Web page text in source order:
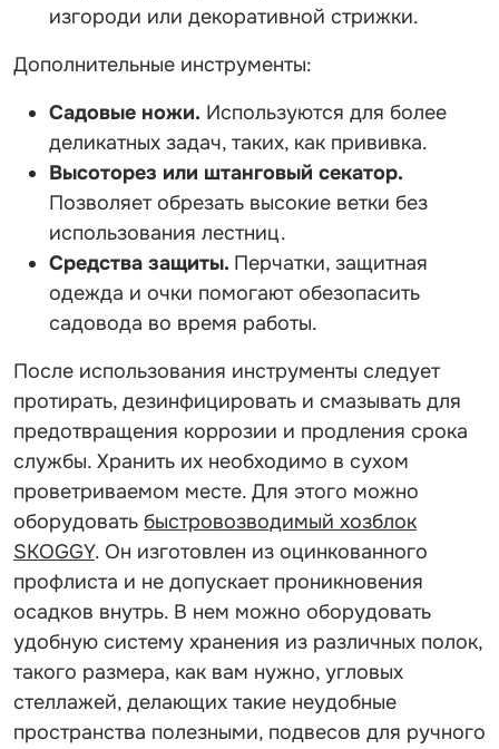
изгороди или декоративной стрижки.
Дополнительные инструменты:
Садовые ножи. Используются для более
деликатных задач, таких, как прививка.
Высоторез или штанговый секатор.
Позволяет обрезать высокие ветки без
использования лестниц.
Средства защиты. Перчатки, защитная
одежда и очки помогают обезопасить
садовода во время работы.
После использования инструменты следует
протирать, дезинфицировать и смазывать для
предотвращения коррозии и продления срока
службы. Хранить их необходимо в сухом
проветриваемом месте. Для этого можно
оборудовать быстровозводимый хозблок
SKOGGY. Он изготовлен из оцинкованного
профлиста и не допускает проникновения
осадков внутрь. В нем можно оборудовать
удобную систему хранения из различных полок,
такого размера, как вам нужно, угловых
стеллажей, делающих такие неудобные
пространства полезными, подвесов для ручного